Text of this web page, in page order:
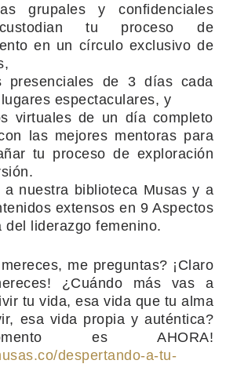
grupales y confidenciales
tu proceso de
en un círculo exclusivo de
presenciales de 3 días cada
espectaculares, y
virtuales de un día completo
las mejores mentoras para
tu proceso de exploración
a nuestra biblioteca Musas y a
extensos en 9 Aspectos
del liderazgo femenino.
me preguntas? ¡Claro
¿Cuándo más vas a
tu vida, esa vida que tu alma
esa vida propia y auténtica?
es AHORA!
despertando-a-tu-